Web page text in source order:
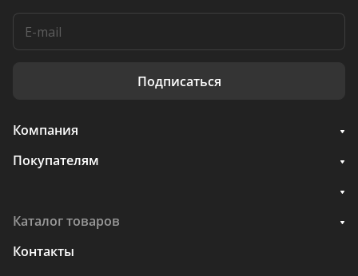
Подписаться
Компания
Покупателям
Каталог товаров
Контакты